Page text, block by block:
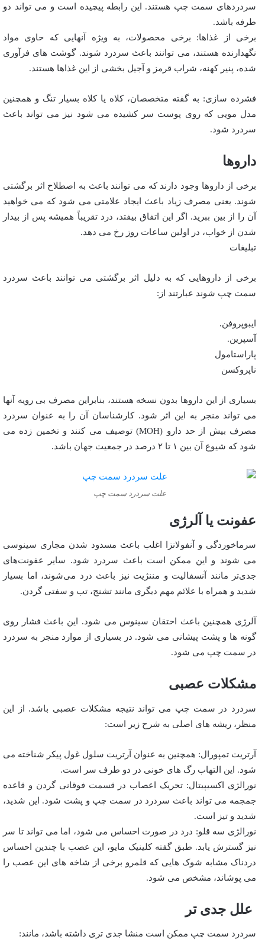
سردردهای سمت چپ هستند. این رابطه پیچیده است و می تواند دو
طرفه باشد.
برخی از غذاها: برخی محصولات، به ویژه آنهایی که حاوی مواد
نگهدارنده هستند، می توانند باعث سردرد شوند. گوشت های فرآوری
شده، پنیر کهنه، شراب قرمز و آجیل بخشی از این غذاها هستند.
فشرده سازی: به گفته متخصصان، کلاه یا کلاه بسیار تنگ و همچنین
مدل مویی که روی پوست سر کشیده می شود نیز می تواند باعث
سردرد شود.
داروها
برخی از داروها وجود دارند که می توانند باعث به اصطلاح اثر برگشتی
شوند. یعنی مصرف زیاد باعث ایجاد علامتی می شود که می خواهید
آن را از بین ببرید. اگر این اتفاق بیفتد، درد تقریباً همیشه پس از بیدار
شدن از خواب، در اولین ساعات روز رخ می دهد.
تبلیغات
برخی از داروهایی که به دلیل اثر برگشتی می توانند باعث سردرد
سمت چپ شوند عبارتند از:
ایبوپروفن.
آسپرین.
پاراستامول
ناپروکسن
بسیاری از این داروها بدون نسخه هستند، بنابراین مصرف بی رویه آنها
می تواند منجر به این اثر شود. کارشناسان آن را به عنوان سردرد
مصرف بیش از حد دارو (MOH) توصیف می کنند و تخمین زده می
شود که شیوع آن بین ۱ تا ۲ درصد در جمعیت جهان باشد.
علت سردرد سمت چپ
عفونت یا آلرژی
سرماخوردگی و آنفولانزا اغلب باعث مسدود شدن مجاری سینوسی
می شوند و این ممکن است باعث سردرد شود. سایر عفونت‌های
جدی‌تر مانند آنسفالیت و مننژیت نیز باعث درد می‌شوند، اما بسیار
شدید و همراه با علائم مهم دیگری مانند تشنج، تب و سفتی گردن.
آلرژی همچنین باعث احتقان سینوس می شود. این باعث فشار روی
گونه ها و پشت پیشانی می شود. در بسیاری از موارد منجر به سردرد
در سمت چپ می شود.
مشکلات عصبی
سردرد در سمت چپ می تواند نتیجه مشکلات عصبی باشد. از این
منظر، ریشه های اصلی به شرح زیر است:
آرتریت تمپورال: همچنین به عنوان آرتریت سلول غول پیکر شناخته می
شود. این التهاب رگ های خونی در دو طرف سر است.
نورالژی اکسیپیتال: تحریک اعصاب در قسمت فوقانی گردن و قاعده
جمجمه می تواند باعث سردرد در سمت چپ و پشت شود. این شدید،
شدید و تیز است.
نورالژی سه قلو: درد در صورت احساس می شود، اما می تواند تا سر
نیز گسترش یابد. طبق گفته کلینیک مایو، این عصب با چندین احساس
دردناک مشابه شوک هایی که قلمرو برخی از شاخه های این عصب را
می پوشاند، مشخص می شود.
علل جدی تر
سردرد سمت چپ ممکن است منشا جدی تری داشته باشد، مانند: